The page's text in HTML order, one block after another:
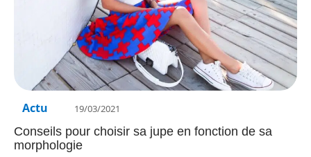
Actu 19/03/2021
Conseils pour choisir sa jupe en fonction de sa
morphologie